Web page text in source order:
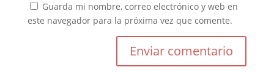
Guarda mi nombre, correo electrónico y web en
este navegador para la próxima vez que comente.